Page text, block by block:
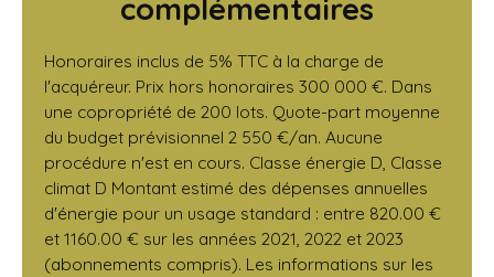
complémentaires
Honoraires inclus de 5% TTC à la charge de
l'acquéreur. Prix hors honoraires 300 000 €. Dans
une copropriété de 200 lots. Quote-part moyenne
du budget prévisionnel 2 550 €/an. Aucune
procédure n'est en cours. Classe énergie D, Classe
climat D Montant estimé des dépenses annuelles
d'énergie pour un usage standard : entre 820.00 €
et 1160.00 € sur les années 2021, 2022 et 2023
(abonnements compris). Les informations sur les